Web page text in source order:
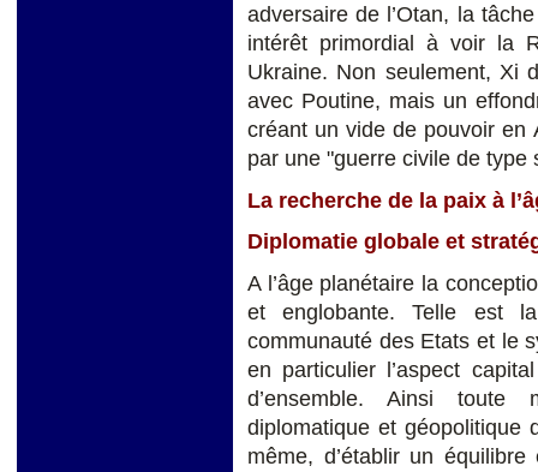
adversaire de l’Otan, la
intérêt primordial à voir la
Ukraine. Non seulement, Xi
avec Poutine, mais un
créant un vide de pouvoir en
par une "guerre civile de type
La recherche de la paix à
Diplomatie globale et
A l’âge planétaire la
et englobante. Telle est
communauté des Etats et le
en particulier l’aspect
d’ensemble. Ainsi toute
diplomatique et géopolitique
même, d’établir un